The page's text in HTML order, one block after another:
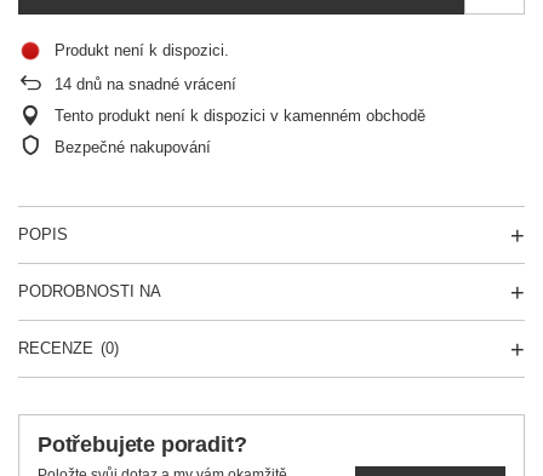
Produkt není k dispozici
14 dnů na snadné vrácení
Tento produkt není k dispozici v kamenném obchodě
Bezpečné nakupování
POPIS
PODROBNOSTI NA
RECENZE (0)
Potřebujete poradit?